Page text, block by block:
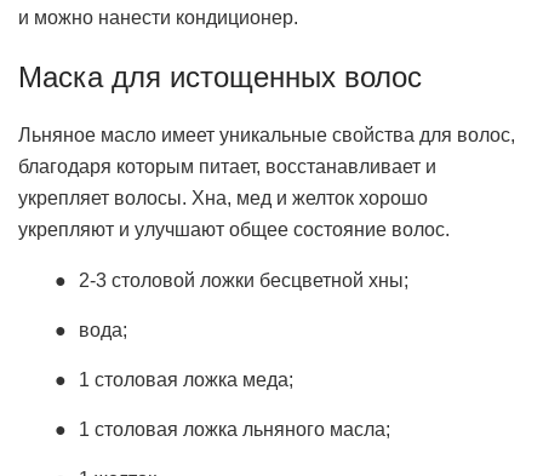
и можно нанести кондиционер.
Маска для истощенных волос
Льняное масло имеет уникальные свойства для волос,
благодаря которым питает, восстанавливает и
укрепляет волосы. Хна, мед и желток хорошо
укрепляют и улучшают общее состояние волос.
2-3 столовой ложки бесцветной хны;
вода;
1 столовая ложка меда;
1 столовая ложка льняного масла;